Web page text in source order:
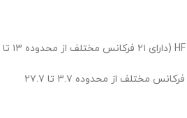
تکنولوژی مولتی فرکانس کویل HF (دارای ۲۱ فرکانس مختلف از محدوده ۱۳ تا
تکنولوژی کویل X35 (دارای ۳۵ فرکانس مختلف از محدوده ۳.۷ تا ۲۷.۷